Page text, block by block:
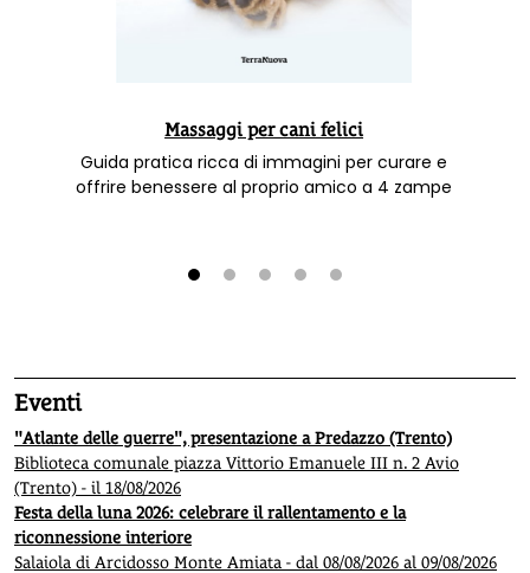
Massaggi per cani felici
Guida pratica ricca di immagini per curare e
offrire benessere al proprio amico a 4 zampe
Eventi
"Atlante delle guerre", presentazione a Predazzo (Trento)
Biblioteca comunale piazza Vittorio Emanuele III n. 2 Avio
(Trento) - il 18/08/2026
Festa della luna 2026: celebrare il rallentamento e la
riconnessione interiore
Salaiola di Arcidosso Monte Amiata - dal 08/08/2026 al 09/08/2026